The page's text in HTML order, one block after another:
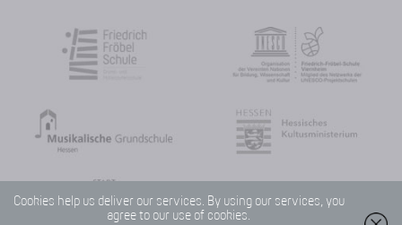
Cookies help us deliver our services. By using our services, you
agree to our use of cookies.